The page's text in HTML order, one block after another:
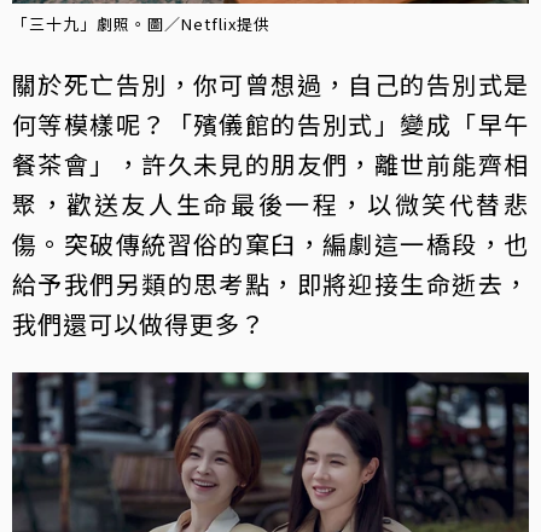
「三十九」劇照。圖／Netflix提供
關於死亡告別，你可曾想過，自己的告別式是
何等模樣呢？「殯儀館的告別式」變成「早午
餐茶會」，許久未見的朋友們，離世前能齊相
聚，歡送友人生命最後一程，以微笑代替悲
傷。突破傳統習俗的窠臼，編劇這一橋段，也
給予我們另類的思考點，即將迎接生命逝去，
我們還可以做得更多？